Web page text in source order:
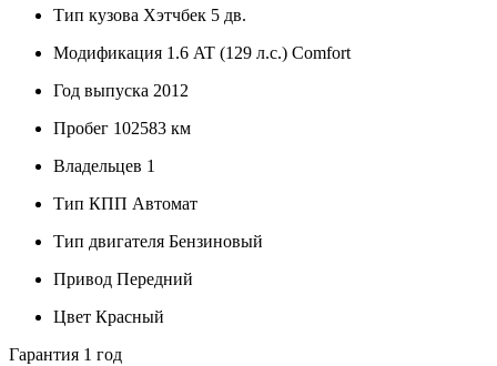
Тип кузова Хэтчбек 5 дв.
Модификация 1.6 AT (129 л.с.) Comfort
Год выпуска 2012
Пробег 102583 км
Владельцев 1
Тип КПП Автомат
Тип двигателя Бензиновый
Привод Передний
Цвет Красный
Гарантия 1 год